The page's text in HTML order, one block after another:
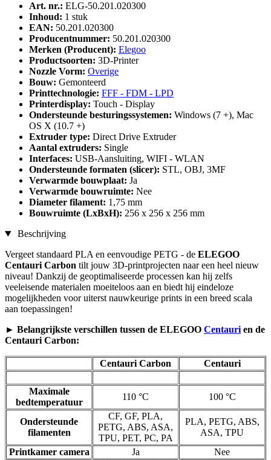
Art. nr.: ELG-50.201.020300
Inhoud: 1 stuk
EAN: 50.201.020300
Producentnummer: 50.201.020300
Merken (Producent): Elegoo
Productsoorten: 3D-Printer
Nozzle Vorm: Overige
Bouw: Gemonteerd
Printtechnologie: FFF - FDM - LPD
Printerdisplay: Touch - Display
Ondersteunde besturingssystemen: Windows (7 +), Mac
OS X (10.7 +)
Extruder type: Direct Drive Extruder
Aantal extruders: Single
Interfaces: USB-Aansluiting, WIFI - WLAN
Ondersteunde formaten (slicer): STL, OBJ, 3MF
Verwarmde bouwplaat: Ja
Verwarmde bouwruimte: Nee
Diameter filament: 1,75 mm
Bouwruimte (LxBxH): 256 x 256 x 256 mm
Beschrijving
Vergeet standaard PLA en eenvoudige PETG - de ELEGOO
Centauri Carbon tilt jouw 3D-printprojecten naar een heel nieuw
niveau! Dankzij de geoptimaliseerde processen kan hij zelfs
veeleisende materialen moeiteloos aan en biedt hij eindeloze
mogelijkheden voor uiterst nauwkeurige prints in een breed scala
aan toepassingen!
► Belangrijkste verschillen tussen de ELEGOO Centauri en de
Centauri Carbon:
Centauri Carbon Centauri
Maximale
bedtemperatuur
110 °C 100 °C
Ondersteunde
filamenten
CF, GF, PLA,
PETG, ABS, ASA,
TPU, PET, PC, PA
PLA, PETG, ABS,
ASA, TPU
Printkamer camera
Ja Nee